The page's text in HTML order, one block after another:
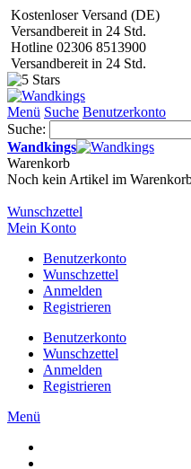
Kostenloser Versand (DE)
Versandbereit in 24 Std.
Hotline 02306 8513900
Versandbereit in 24 Std.
Menü Suche Benutzerkonto
Suche:
Wandkings
Warenkorb
Noch kein Artikel im
Wunschzettel
Mein Konto
Benutzerkonto
Wunschzettel
Anmelden
Registrieren
Benutzerkonto
Wunschzettel
Anmelden
Registrieren
Menü